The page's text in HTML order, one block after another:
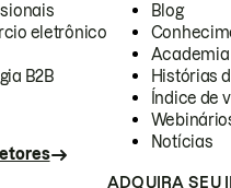
eletrônico
B2B
Blog
Academia
Histórias
Índice de
Notícias
ADQUIRA SEU